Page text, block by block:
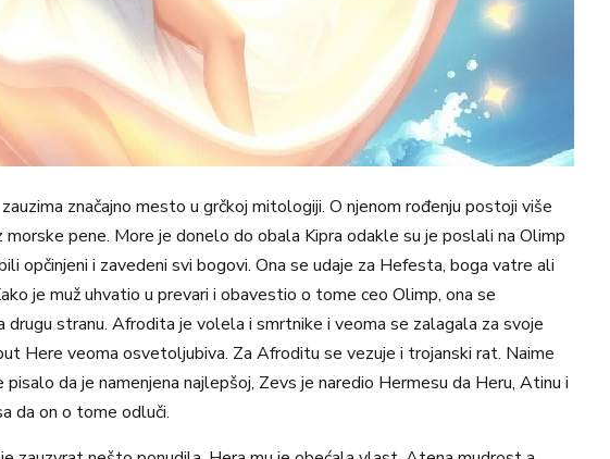
značajno mesto u grčkoj mitologiji. O njenom rođenju postoji više
morske pene. More je donelo do obala Kipra odakle su je poslali na Olimp
opčinjeni i zavedeni svi bogovi. Ona se udaje za Hefesta, boga vatre ali
je muž uhvatio u prevari i obavestio o tome ceo Olimp, ona se
drugu stranu. Afrodita je volela i smrtnike i veoma se zalagala za svoje
Here veoma osvetoljubiva. Za Afroditu se vezuje i trojanski rat. Naime
pisalo da je namenjena najlepšoj, Zevs je naredio Hermesu da Heru, Atinu i
da on o tome odluči.